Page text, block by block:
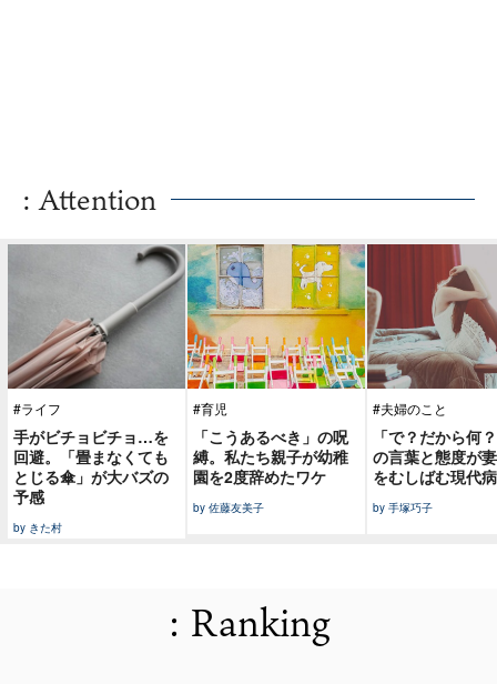
: Attention
#ライフ
手がビチョビチョ…を
回避。「畳まなくても
とじる傘」が大バズの
予感
by きた村
#育児
「こうあるべき」の呪
縛。私たち親子が幼稚
園を2度辞めたワケ
by 佐藤友美子
#夫婦のこと
「で？だから何
の言葉と態度が
をむしばむ現代病
by 手塚巧子
: Ranking